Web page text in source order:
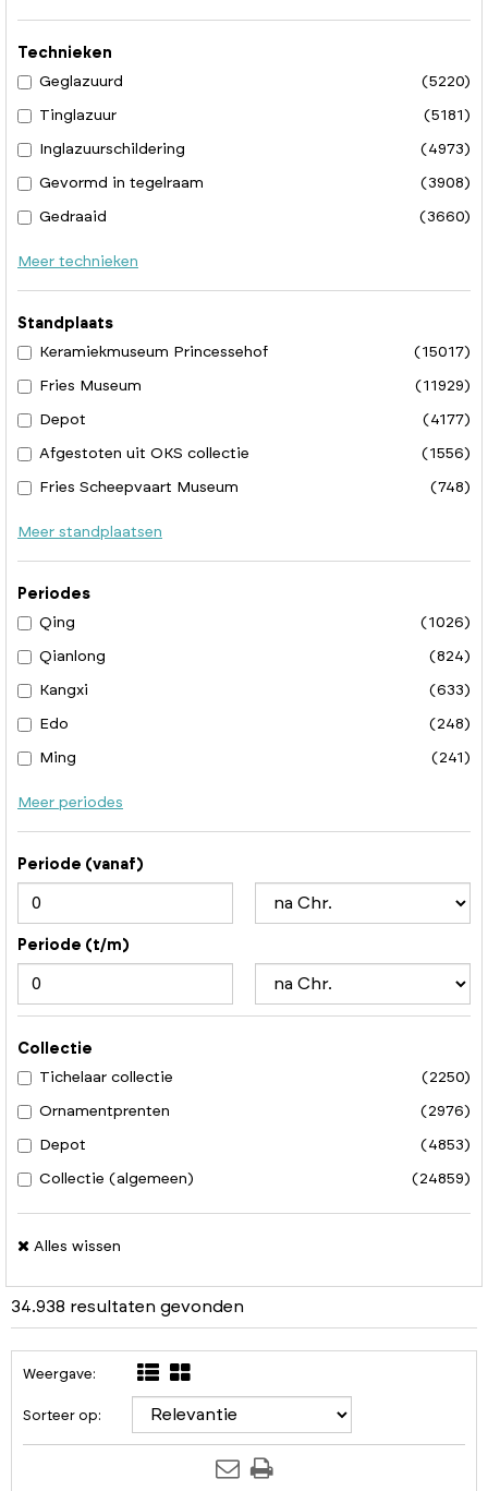
Technieken
Geglazuurd
(5220)
Tinglazuur (5181)
Inglazuurschildering (4973)
Gevormd in tegelraam (3908)
Gedraaid (3660)
Meer technieken
Standplaats
Keramiekmuseum Princessehof
(15017)
Fries Museum (11929)
Depot (4177)
Afgestoten uit OKS collectie (1556)
Fries Scheepvaart Museum (748)
Meer standplaatsen
Periodes
Qing
(1026)
Qianlong (824)
Kangxi (633)
Edo (248)
Ming (241)
Meer periodes
Periode (vanaf)
Periode (t/m)
Collectie
Tichelaar collectie
(2250)
Ornamentprenten (2976)
Depot (4853)
Collectie (algemeen) (24859)
Alles wissen
34.938 resultaten gevonden
Weergave:
Sorteer op: